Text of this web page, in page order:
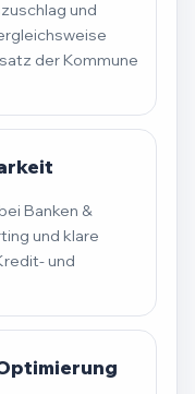
und
der Kommune
Banken &
und klare
und